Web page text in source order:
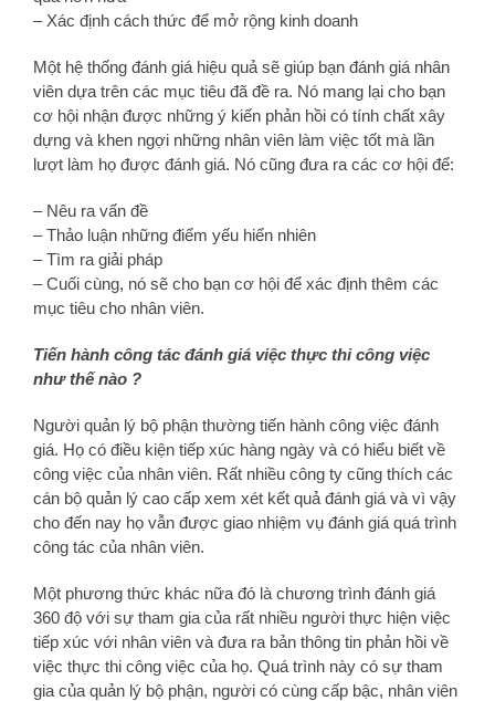
– Xác định cách thức để mở rộng kinh doanh
Một hệ thống đánh giá hiệu quả sẽ giúp bạn đánh giá nhân
viên dựa trên các mục tiêu đã đề ra. Nó mang lại cho bạn
cơ hội nhận được những ý kiến phản hồi có tính chất xây
dựng và khen ngợi những nhân viên làm việc tốt mà lần
lượt làm họ được đánh giá. Nó cũng đưa ra các cơ hội để:
– Nêu ra vấn đề
– Thảo luận những điểm yếu hiển nhiên
– Tìm ra giải pháp
– Cuối cùng, nó sẽ cho bạn cơ hội để xác định thêm các
mục tiêu cho nhân viên.
Tiến hành công tác đánh giá việc thực thi công việc
như thế nào ?
Người quản lý bộ phận thường tiến hành công việc đánh
giá. Họ có điều kiện tiếp xúc hàng ngày và có hiểu biết về
công việc của nhân viên. Rất nhiều công ty cũng thích các
cán bộ quản lý cao cấp xem xét kết quả đánh giá và vì vậy
cho đến nay họ vẫn được giao nhiệm vụ đánh giá quá trình
công tác của nhân viên.
Một phương thức khác nữa đó là chương trình đánh giá
360 độ với sự tham gia của rất nhiều người thực hiện việc
tiếp xúc với nhân viên và đưa ra bản thông tin phản hồi về
việc thực thi công việc của họ. Quá trình này có sự tham
gia của quản lý bộ phận, người có cùng cấp bậc, nhân viên